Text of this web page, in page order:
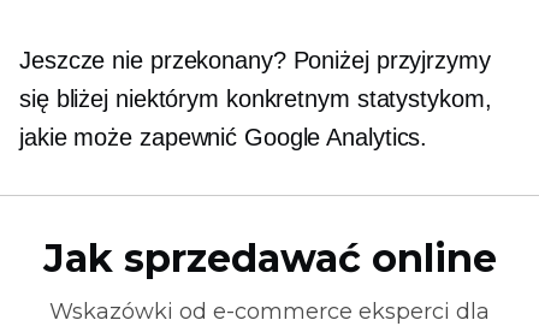
Jeszcze nie przekonany? Poniżej przyjrzymy
się bliżej niektórym konkretnym statystykom,
jakie może zapewnić Google Analytics.
Jak sprzedawać online
Wskazówki od e-commerce eksperci dla